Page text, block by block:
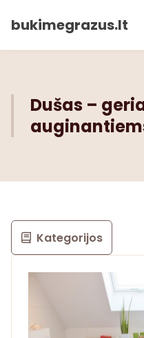
bukimegrazus.lt
Dušas –
Kategorijos